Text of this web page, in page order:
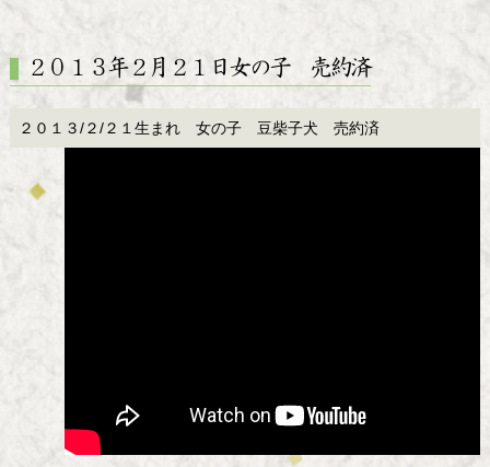
２０１３年２月２１日女の子 売約済
２０１３/２/２１生まれ 女の子 豆柴子犬 売約済